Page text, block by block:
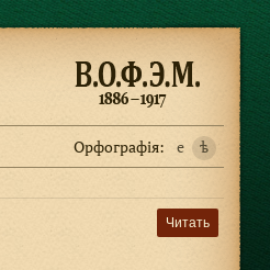
Орфографiя: e ѣ
Читать